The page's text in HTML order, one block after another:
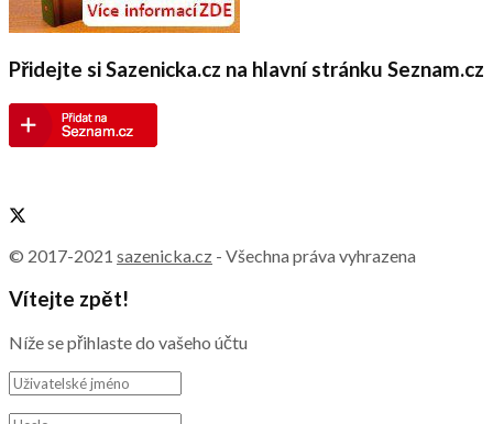
Přidejte si Sazenicka.cz na hlavní stránku Seznam.cz
© 2017-2021 sazenicka.cz - Všechna práva vyhrazena
Vítejte zpět!
Níže se přihlaste do vašeho účtu